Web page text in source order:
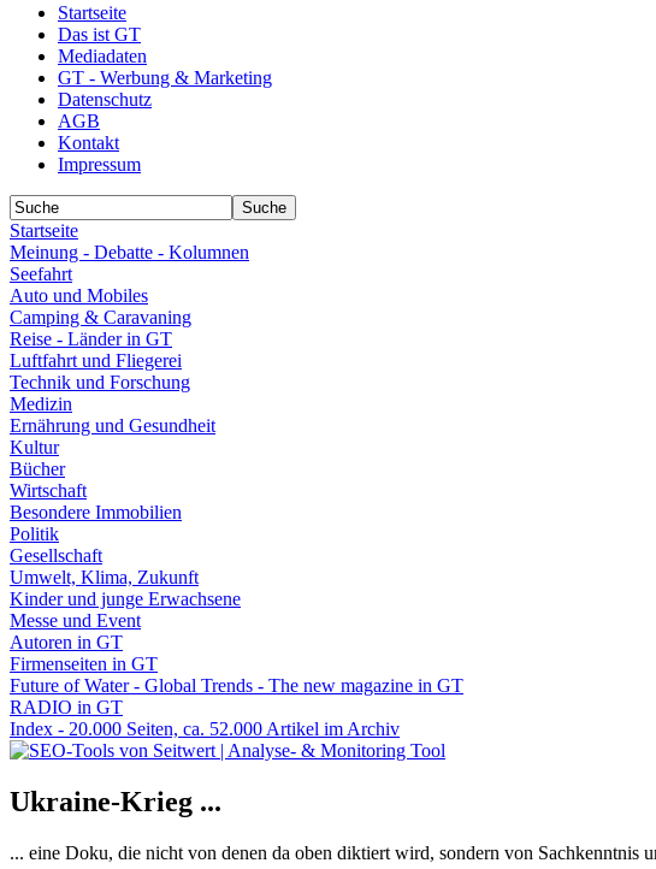
Startseite
Das ist GT
Mediadaten
GT - Werbung & Marketing
Datenschutz
AGB
Kontakt
Impressum
Startseite
Meinung - Debatte - Kolumnen
Seefahrt
Auto und Mobiles
Camping & Caravaning
Reise - Länder in GT
Luftfahrt und Fliegerei
Technik und Forschung
Medizin
Ernährung und Gesundheit
Kultur
Bücher
Wirtschaft
Besondere Immobilien
Politik
Gesellschaft
Umwelt, Klima, Zukunft
Kinder und junge Erwachsene
Messe und Event
Autoren in GT
Firmenseiten in GT
Future of Water - Global Trends - The new magazine in GT
RADIO in GT
Index - 20.000 Seiten, ca. 52.000 Artikel im Archiv
Ukraine-Krieg ...
... eine Doku, die nicht von denen da oben diktiert wird, sondern von Sachkenntnis